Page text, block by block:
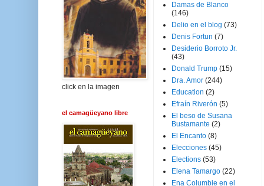
click en la imagen
el camagüeyano libre
Damas de Blanco
(146)
Delio en el blog (73)
Denis Fortun (7)
Desiderio Borroto Jr.
(43)
Donald Trump (15)
Dra. Amor (244)
Education (2)
Efraín Riverón (5)
El beso de Susana
Bustamante (2)
El Encanto (8)
Elecciones (45)
Elections (53)
Elena Tamargo (22)
Ena Columbie en el